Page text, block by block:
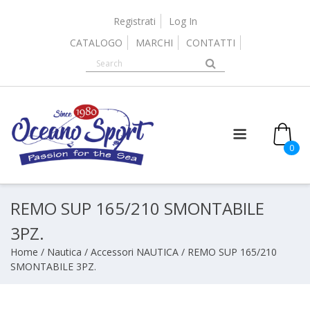
Registrati
Log In
CATALOGO
MARCHI CONTATTI
0
REMO SUP 165/210 SMONTABILE
3PZ.
Home / Nautica / Accessori NAUTICA / REMO SUP 165/210
SMONTABILE 3PZ.